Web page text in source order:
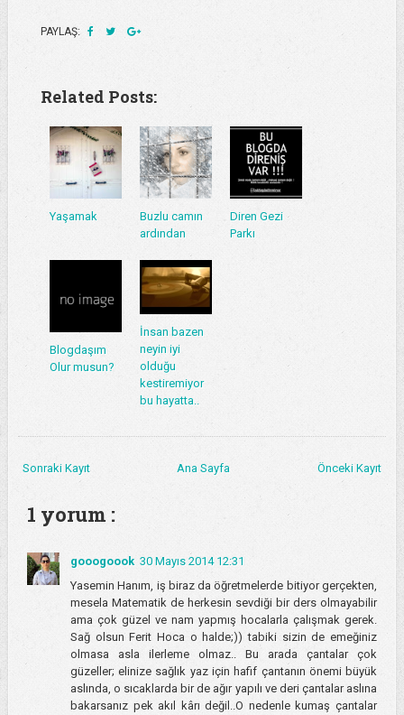
PAYLAŞ:
Related Posts:
Yaşamak
Buzlu camın
ardından
Diren Gezi
Parkı
Blogdaşım
Olur musun?
İnsan bazen
neyin iyi
olduğu
kestiremiyor
bu hayatta..
Sonraki Kayıt Önceki Kayıt
Ana Sayfa
1 yorum :
gooogoook 30 Mayıs 2014 12:31
Yasemin Hanım, iş biraz da öğretmelerde bitiyor gerçekten,
mesela Matematik de herkesin sevdiği bir ders olmayabilir
ama çok güzel ve nam yapmış hocalarla çalışmak gerek.
Sağ olsun Ferit Hoca o halde;)) tabiki sizin de emeğiniz
olmasa asla ilerleme olmaz.. Bu arada çantalar çok
güzeller; elinize sağlık yaz için hafif çantanın önemi büyük
aslında, o sıcaklarda bir de ağır yapılı ve deri çantalar aslına
bakarsanız pek akıl kârı değil..O nedenle kumaş çantalar